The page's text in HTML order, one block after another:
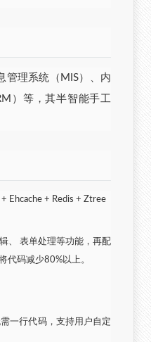
管理系统（MIS）、内
）等，其半智能手工
Ehcache + Redis + Ztree
、 表单处理等功能，再配
代码减少80%以上。
一行代码，支持用户自定